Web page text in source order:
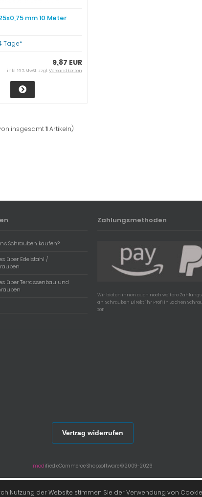
mm 10 Meter
Tage*
9,87 EUR
inkl. 19 % MwSt. zzgl.Versandkosten
insgesamt1 Artikeln)
Schrauben kaufen?
über Edelstahl /
über Terrassenbau und
Zahlungsmethoden
Wir bieten ihnen auch noch weitere
an, Schrauben Direkt ihr Profi in Sachen
2011
Vertrag widerrufen
von Schrauben Direkt © 2026 | Template © 2009-2026 bymodified
modified eCommerce Shopsoftware © 2009-2026
Nutzung der Website stimmen Sie der Verwendung von